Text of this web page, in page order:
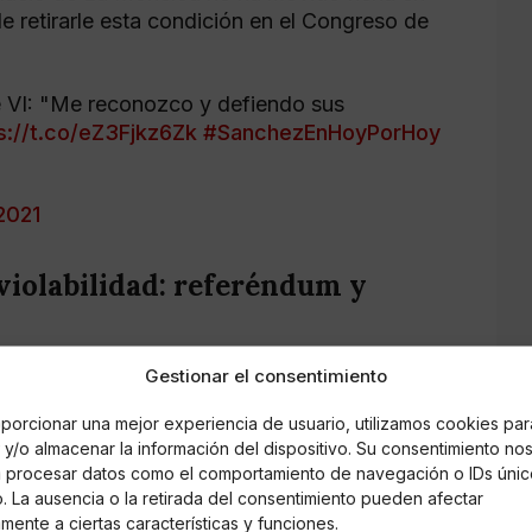
Gestionar el consentimiento
una mejor experiencia de usuario, utilizamos cookies
o almacenar la información del dispositivo. Su consentimiento nos
procesar datos como el comportamiento de navegación o IDs
La ausencia o la retirada del consentimiento pueden afectar
a ciertas características y funciones.
retirarle esta condición en el Congreso de
VI: "Me reconozco y defiendo sus
t.co/eZ3Fjkz6Zk #SanchezEnHoyPorHoy
referéndum y
que afecte a la Corona es un tema
del Jefe del Estado está recogida en el
es inviolable y no está sujeta a
la Carta Magna. No obstante,
agravado de reforma, que exige lo
para, posteriormente, que el